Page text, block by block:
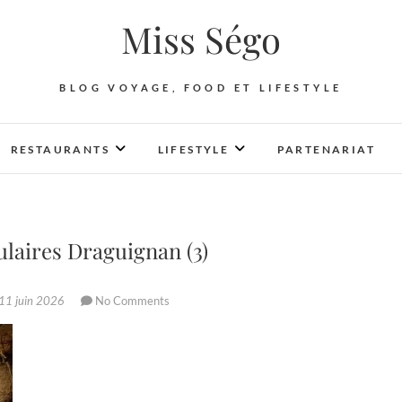
Miss Ségo
BLOG VOYAGE, FOOD ET LIFESTYLE
RESTAURANTS LIFESTYLE PARTENARIAT
Draguignan (3)
juin 2026 No Comments